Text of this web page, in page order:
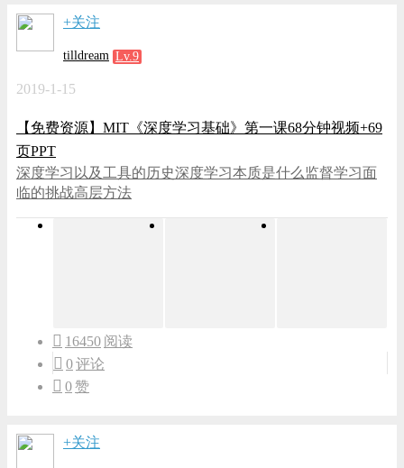
+关注
tilldream Lv.9
2019-1-15
【免费资源】MIT《深度学习基础》第一课68分钟视频+69
页PPT
深度学习以及工具的历史深度学习本质是什么监督学习面
临的挑战高层方法
16450 阅读
0评论
0赞
+关注